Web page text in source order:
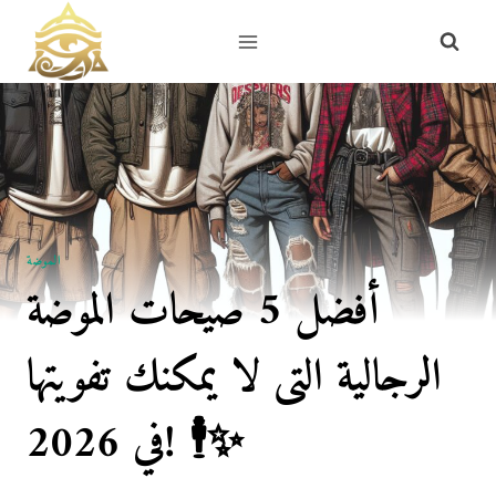
content
الموضة
أفضل 5 صيحات الموضة
الرجالية التى لا يمكنك تفويتها
في 2026! 🕴✨